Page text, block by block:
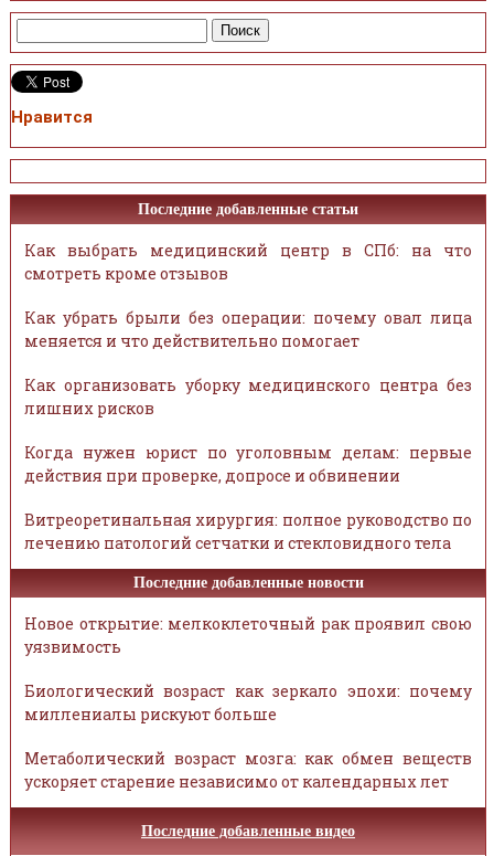
Нравится
Последние добавленные статьи
Как выбрать медицинский центр в СПб: на что
смотреть кроме отзывов
Как убрать брыли без операции: почему овал лица
меняется и что действительно помогает
Как организовать уборку медицинского центра без
лишних рисков
Когда нужен юрист по уголовным делам: первые
действия при проверке, допросе и обвинении
Витреоретинальная хирургия: полное руководство по
лечению патологий сетчатки и стекловидного тела
Последние добавленные новости
Новое открытие: мелкоклеточный рак проявил свою
уязвимость
Биологический возраст как зеркало эпохи: почему
миллениалы рискуют больше
Метаболический возраст мозга: как обмен веществ
ускоряет старение независимо от календарных лет
Последние добавленные видео